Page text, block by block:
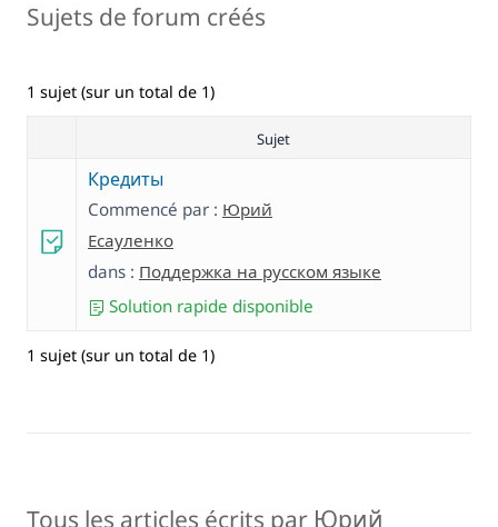
Sujets de forum créés
1 sujet (sur un total de 1)
Sujet
Кредиты
Commencé par : Юрий
Есауленко
dans : Поддержка на русском языке
Solution rapide disponible
1 sujet (sur un total de 1)
Tous les articles écrits par Юрий